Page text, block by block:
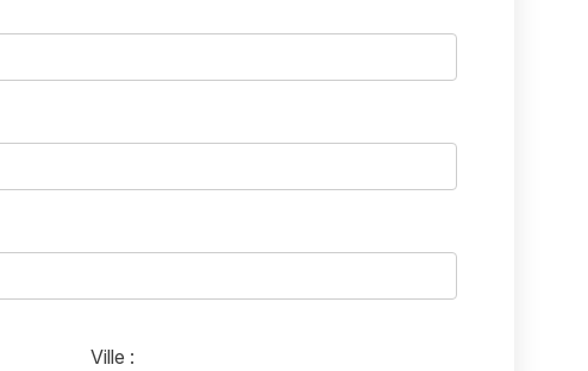
Ville :